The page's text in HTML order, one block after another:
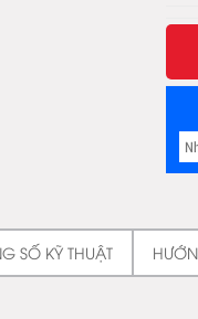
SỐ KỸ THUẬT